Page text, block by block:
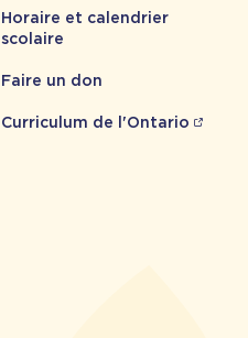
Horaire et calendrier
scolaire
Faire un don
Curriculum de l'Ontario